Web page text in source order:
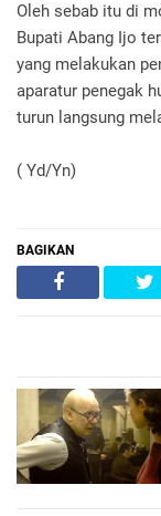
Oleh sebab itu di
Bupati Abang Ijo
yang melakukan
aparatur penegak
turun langsung
( Yd/Yn)
BAGIKAN